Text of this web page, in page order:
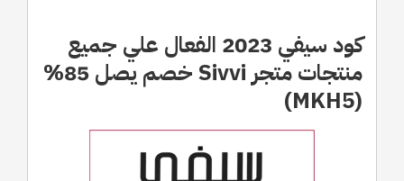
كود سيفي 2023 الفعال علي جميع
منتجات متجر Sivvi خصم يصل 85%
(MKH5)